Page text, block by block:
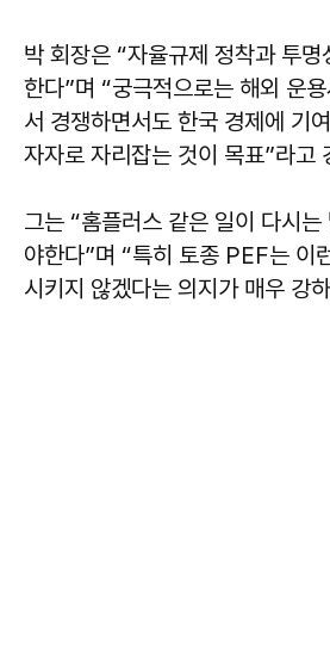
박 회장은 “자율규제 정착과 투
한다”며 “궁극적으로는 해외 운
서 경쟁하면서도 한국 경제에 기
자자로 자리잡는 것이 목표”라고
그는 “홈플러스 같은 일이 다시는
야한다”며 “특히 토종 PEF는 이
시키지 않겠다는 의지가 매우 강